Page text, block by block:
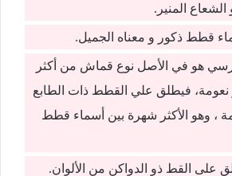
المنير.
قطط ذكور و معناه الجميل.
هو في الأصل نوع قماش من أكثر
و نعومة، فيطلق علي القطط ذات الطابع
، وهو الأكثر شهرة بين أسماء قطط
على القط ذو الدواكن من الألوان.